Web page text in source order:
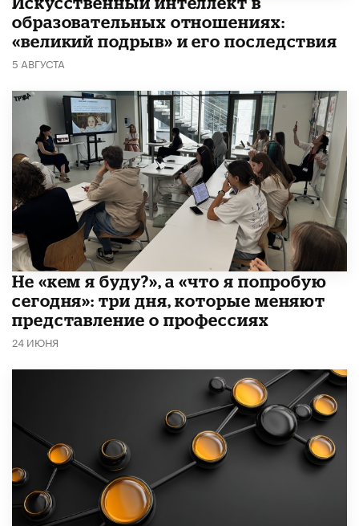
образовательных отношениях:
«великий подрыв» и его последствия
5 АВГУСТА
Не «кем я буду?», а «что я попробую
сегодня»: три дня, которые меняют
представление о профессиях
24 ИЮНЯ